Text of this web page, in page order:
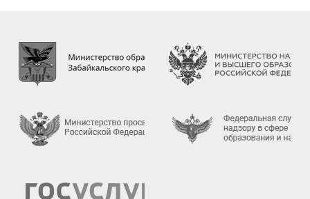
государственный контроль(надзор) в сфере
образования
Внутренняя система оценки качества
образования